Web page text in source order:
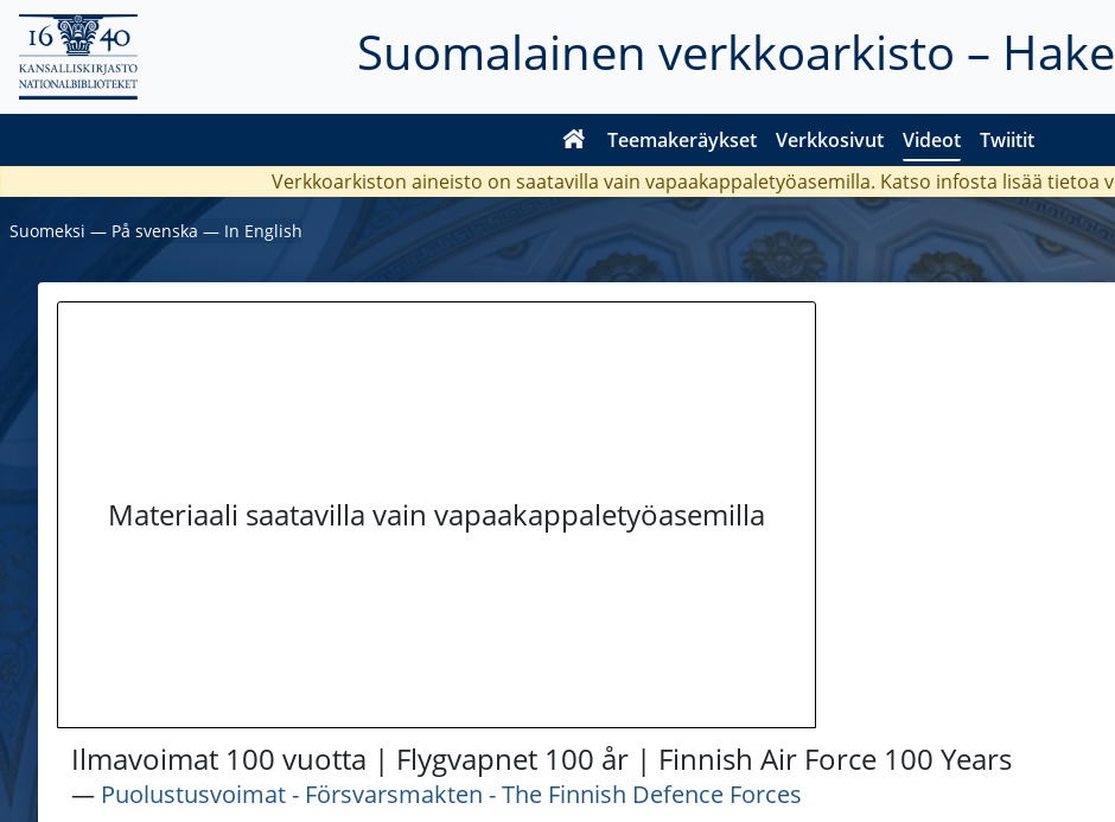
Suomalainen verkkoarkisto –
Teemakeräykset Verkkosivut Videot Twiitit
Verkkoarkiston aineisto on saatavilla vain vapaakappaletyöasemilla. Katso infosta lisää tietoa
Suomeksi ― På svenska ― In English
Materiaali saatavilla vain vapaakappaletyöasemilla
Ilmavoimat 100 vuotta | Flygvapnet 100 år | Finnish Air Force 100 Years
― Puolustusvoimat - Försvarsmakten - The Finnish Defence Forces